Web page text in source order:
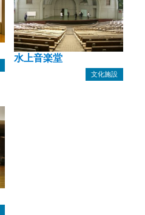
水上音楽堂
文化施設